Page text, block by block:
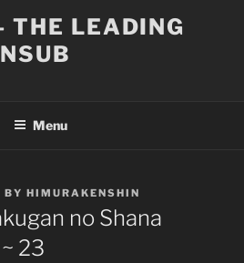
THE LEADING
Menu
BY HIMURAKENSHIN
no Shana
23